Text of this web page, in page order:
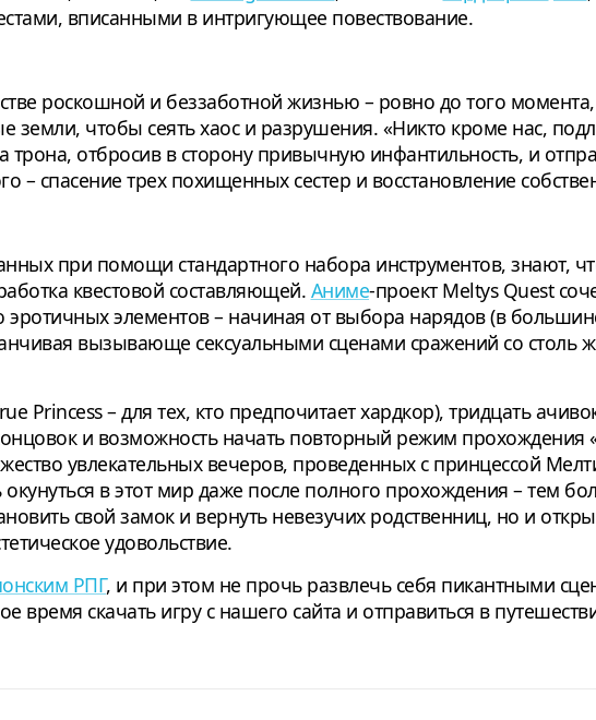
вписанными в интригующее повествование.
роскошной и беззаботной жизнью – ровно до того
земли, чтобы сеять хаос и разрушения. «Никто кроме нас,
отбросив в сторону привычную инфантильность, и
– спасение трех похищенных сестер и восстановление
при помощи стандартного набора инструментов, знают,
квестовой составляющей. Аниме-проект Meltys Quest
элементов – начиная от выбора нарядов (в
вызывающе сексуальными сценами сражений со столь
Princess – для тех, кто предпочитает хардкор), тридцать
и возможность начать повторный режим прохождения
увлекательных вечеров, проведенных с принцессой
в этот мир даже после полного прохождения – тем
свой замок и вернуть невезучих родственниц, но и
удовольствие.
РПГ, и при этом не прочь развлечь себя пикантными
время скачать игру с нашего сайта и отправиться в